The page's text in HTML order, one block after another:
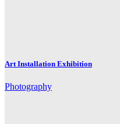
Art Installation Exhibition
Photography